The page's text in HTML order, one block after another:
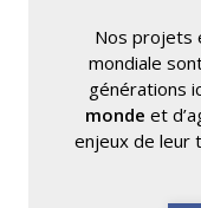
Nos projets
mondiale
générations
monde et
enjeux de leur